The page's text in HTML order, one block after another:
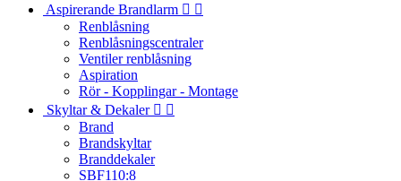
Aspirerande Brandlarm  
Renblåsning
Renblåsningscentraler
Ventiler renblåsning
Aspiration
Rör - Kopplingar - Montage
Skyltar & Dekaler  
Brand
Brandskyltar
Branddekaler
SBF110:8